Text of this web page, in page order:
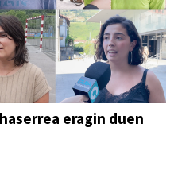
eragin duen